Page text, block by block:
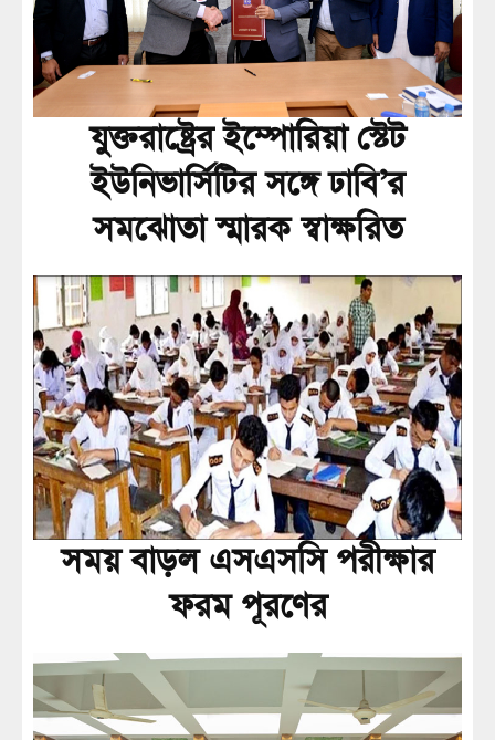
যুক্তরাষ্ট্রের ইম্পোরিয়া স্টেট
ইউনিভার্সিটির সঙ্গে ঢাবি’র
সমঝোতা স্মারক স্বাক্ষরিত
সময় বাড়ল এসএসসি পরীক্ষার
ফরম পূরণের